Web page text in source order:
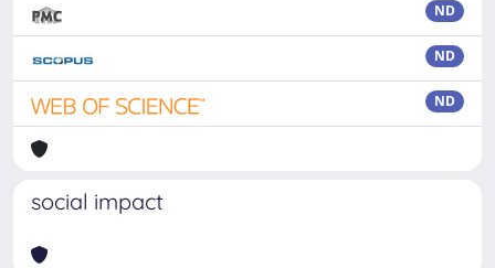
ND
ND
ND
social impact